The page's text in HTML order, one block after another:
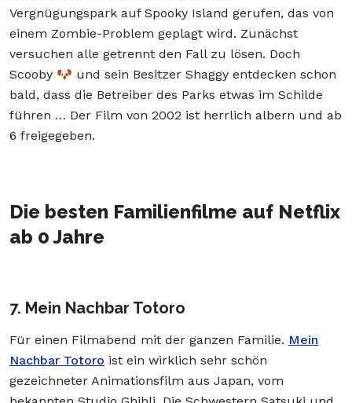
Vergnügungspark auf Spooky Island gerufen, das von
einem Zombie-Problem geplagt wird. Zunächst
versuchen alle getrennt den Fall zu lösen. Doch
Scooby 🐶 und sein Besitzer Shaggy entdecken schon
bald, dass die Betreiber des Parks etwas im Schilde
führen … Der Film von 2002 ist herrlich albern und ab
6 freigegeben.
Die besten Familienfilme auf Netflix
ab 0 Jahre
7. Mein Nachbar Totoro
Für einen Filmabend mit der ganzen Familie. Mein
Nachbar Totoro ist ein wirklich sehr schön
gezeichneter Animationsfilm aus Japan, vom